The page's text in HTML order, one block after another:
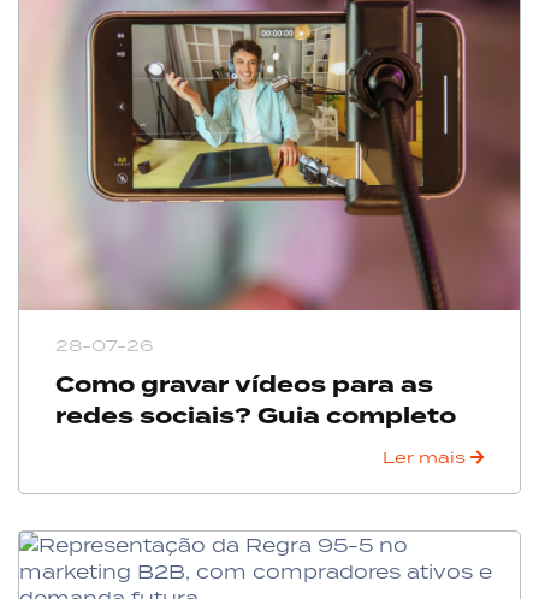
28-07-26
Como gravar vídeos para as
redes sociais? Guia completo
Ler mais